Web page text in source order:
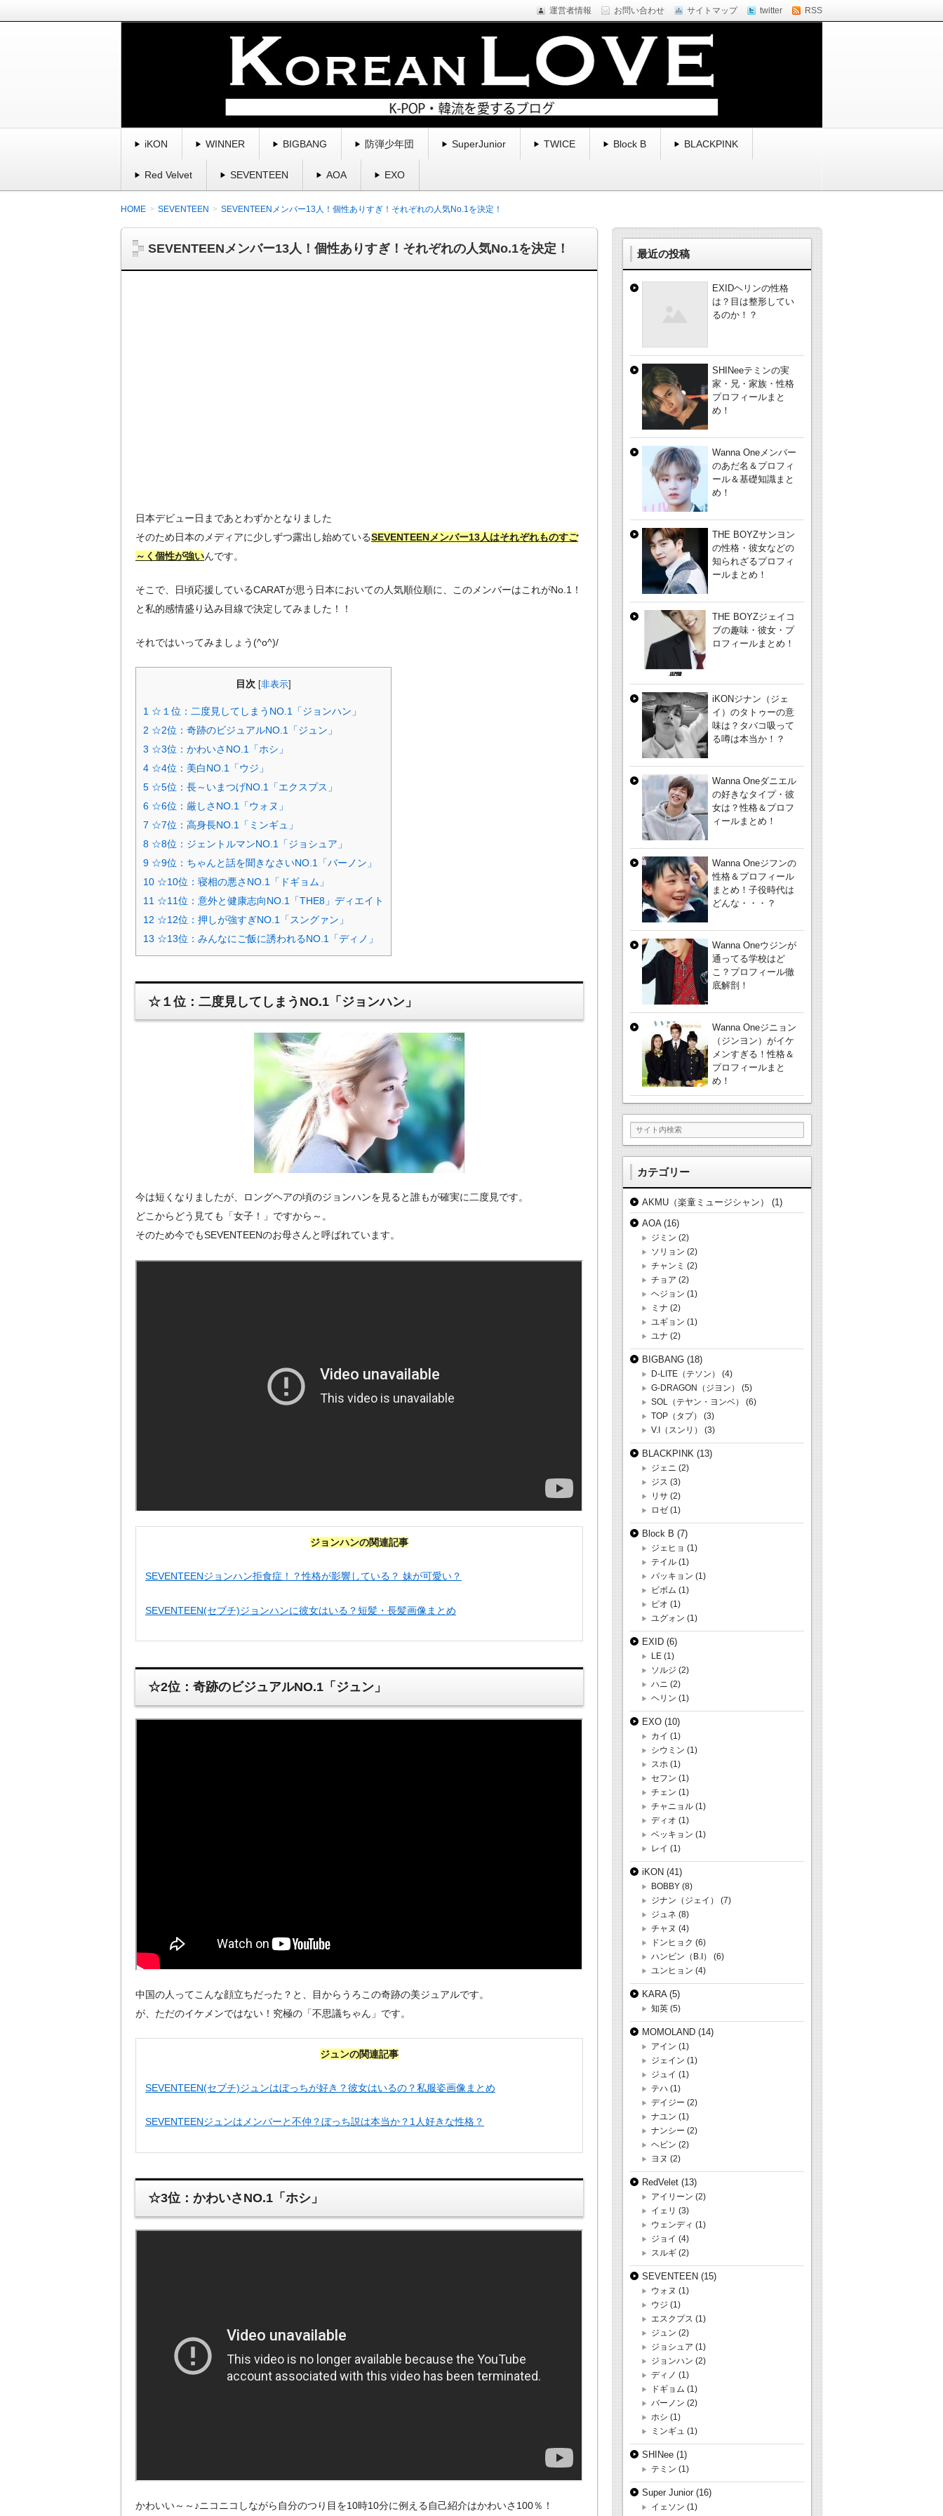
運営者情報 お問い合わせ サイトマップ twitter RSS
K-POP・韓国を愛する | コリアンラブ
曲・スキャンダル・魅力を紹介していくブログ。
iKON WINNER BIGBANG 防弾少年団 SuperJunior TWICE Block B BLACKPINK
Red Velvet SEVENTEEN AOA EXO
HOME SEVENTEEN SEVENTEENメンバー13人！個性ありすぎ！それぞれの人気No.1を決定！
SEVENTEENメンバー13人！個性ありすぎ！それぞれの人気No.1を決定！
日本デビュー日まであとわずかとなりました
そのため日本のメディアに少しずつ露出し始めているSEVENTEENメンバー13人はそれぞれものすご
～く個性が強いんです。
そこで、日頃応援しているCARATが思う日本においての人気順位順に、このメンバーはこれがNo.1！
と私的感情盛り込み目線で決定してみました！！
それではいってみましょう(^o^)/
目次 非表示
1 ☆１位：二度見してしまうNO.1「ジョンハン」
2 ☆2位：奇跡のビジュアルNO.1「ジュン」
3 ☆3位：かわいさNO.1「ホシ」
4 ☆4位：美白NO.1「ウジ」
5 ☆5位：長～いまつげNO.1「エクスプス」
6 ☆6位：厳しさNO.1「ウォヌ」
7 ☆7位：高身長NO.1「ミンギュ」
8 ☆8位：ジェントルマンNO.1「ジョシュア」
9 ☆9位：ちゃんと話を聞きなさいNO.1「バーノン」
10 ☆10位：寝相の悪さNO.1「ドギョム」
11 ☆11位：意外と健康志向NO.1「THE8」ディエイト
12 ☆12位：押しが強すぎNO.1「スングァン」
13 ☆13位：みんなにご飯に誘われるNO.1「ディノ」
☆１位：二度見してしまうNO.1「ジョンハン」
今は短くなりましたが、ロングヘアの頃のジョンハンを見ると誰もが確実に二度見です。
どこからどう見ても「女子！」ですから～。
そのため今でもSEVENTEENのお母さんと呼ばれています。
ジョンハンの関連記事
SEVENTEENジョンハン拒食症！？性格が影響している？ 妹が可愛い？
SEVENTEEN(セブチ)ジョンハンに彼女はいる？短髪・長髪画像まとめ
☆2位：奇跡のビジュアルNO.1「ジュン」
中国の人ってこんな顔立ちだった？と、目からうろこの奇跡の美ジュアルです。
が、ただのイケメンではない！究極の「不思議ちゃん」です。
ジュンの関連記事
SEVENTEEN(セブチ)ジュンはぼっちが好き？彼女はいるの？私服姿画像まとめ
SEVENTEENジュンはメンバーと不仲？ぼっち説は本当か？1人好きな性格？
☆3位：かわいさNO.1「ホシ」
かわいい～～♪ニコニコしながら自分のつり目を10時10分に例える自己紹介はかわいさ100％！
最近の投稿
EXIDヘリンの性格
は？目は整形してい
るのか！？
SHINeeテミンの実
家・兄・家族・性格
プロフィールまと
め！
Wanna Oneメンバー
のあだ名＆プロフィ
ール＆基礎知識まと
め！
THE BOYZサンヨン
の性格・彼女などの
知られざるプロフィ
ールまとめ！
THE BOYZジェイコ
ブの趣味・彼女・プ
ロフィールまとめ！
iKONジナン（ジェ
イ）のタトゥーの意
味は？タバコ吸って
る噂は本当か！？
Wanna Oneダニエル
の好きなタイプ・彼
女は？性格＆プロフ
ィールまとめ！
Wanna Oneジフンの
性格＆プロフィール
まとめ！子役時代は
どんな・・・？
Wanna Oneウジンが
通ってる学校はど
こ？プロフィール徹
底解剖！
Wanna Oneジニョン
（ジンヨン）がイケ
メンすぎる！性格＆
プロフィールまと
め！
カテゴリー
AKMU（楽童ミュージシャン）
(1)
AOA(16)
ジミン (2)
ソリョン (2)
チャンミ (2)
チョア (2)
ヘジョン (1)
ミナ (2)
ユギョン (1)
ユナ (2)
BIGBANG (18)
D-LITE（テソン）
(4)
G-DRAGON（ジヨン）
(5)
SOL（テヤン・ヨンベ）
(6)
TOP（タプ）
(3)
V.I（スンリ）
(3)
BLACKPINK (13)
ジェニ (2)
ジス (3)
リサ (2)
ロゼ (1)
Block B (7)
ジェヒョ (1)
テイル (1)
パッキョン (1)
ビボム (1)
ピオ (1)
ユグォン (1)
EXID (6)
LE (1)
ソルジ (2)
ハニ (2)
ヘリン (1)
EXO (10)
カイ (1)
シウミン (1)
スホ (1)
セフン (1)
チェン (1)
チャニョル (1)
ディオ (1)
ベッキョン (1)
レイ (1)
iKON (41)
BOBBY (8)
ジナン（ジェイ）
(7)
ジュネ (8)
チャヌ (4)
ドンヒョク (6)
ハンビン（B.I）
(6)
ユンヒョン (4)
KARA(5)
知英 (5)
MOMOLAND (14)
アイン (1)
ジェイン (1)
ジュイ (1)
テハ (1)
デイジー (2)
ナユン (1)
ナンシー (2)
ヘビン (2)
ヨヌ (2)
RedVelet (13)
アイリーン (2)
イェリ (3)
ウェンディ (1)
ジョイ (4)
スルギ (2)
SEVENTEEN (15)
ウォヌ (1)
ウジ (1)
エスクプス (1)
ジュン (2)
ジョシュア (1)
ジョンハン (2)
ディノ (1)
ドギョム (1)
バーノン (2)
ホシ (1)
ミンギュ (1)
SHINee (1)
テミン (1)
Super Junior (16)
イェソン (1)